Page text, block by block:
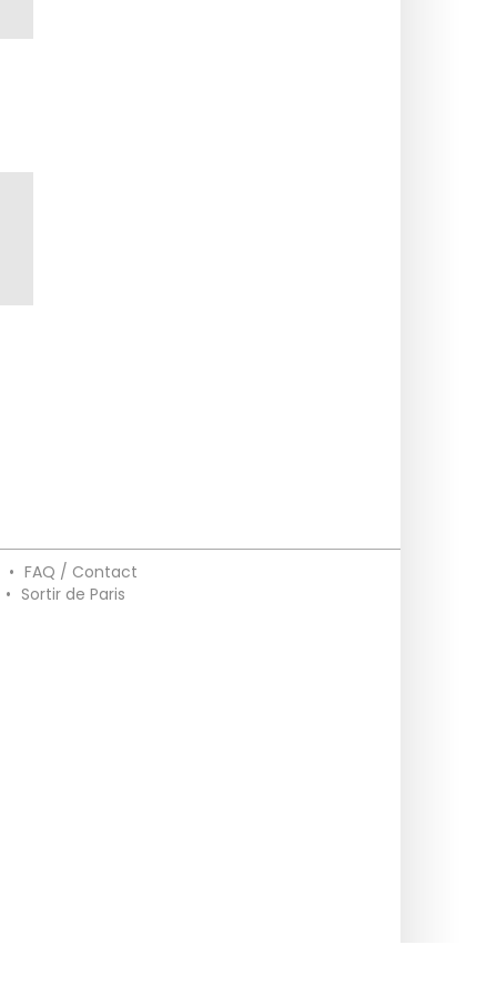
• FAQ / Contact
• Sortir de Paris